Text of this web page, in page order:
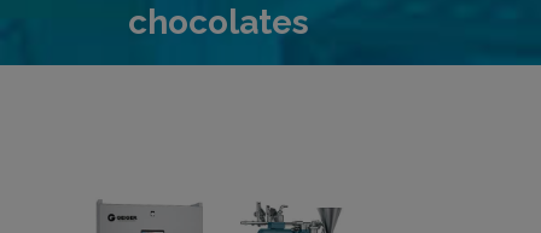
chocolates